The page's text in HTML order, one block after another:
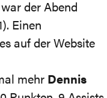
der Abend
Einen
auf der Website
mehr Dennis